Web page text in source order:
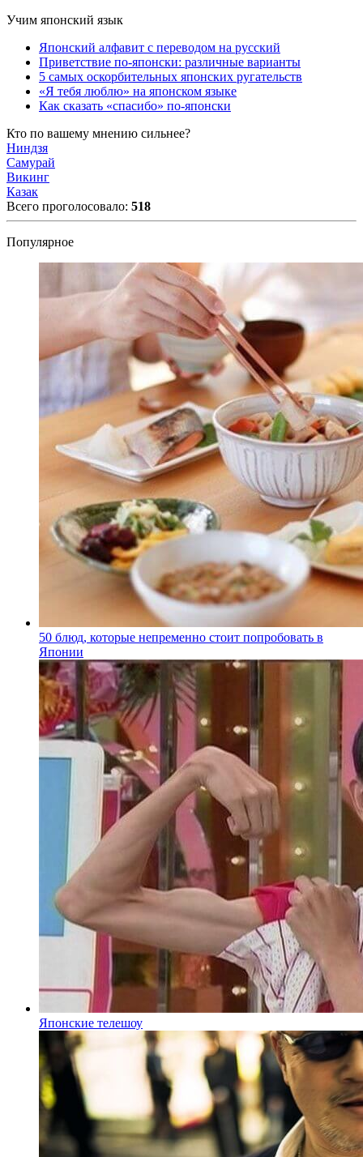
Учим японский язык
Японский алфавит с переводом на русский
Приветствие по-японски: различные варианты
5 самых оскорбительных японских ругательств
«Я тебя люблю» на японском языке
Как сказать «спасибо» по-японски
Кто по вашему мнению сильнее?
Ниндзя
Самурай
Викинг
Казак
Всего проголосовало: 518
Популярное
50 блюд, которые непременно стоит попробовать в
Японии
Японские телешоу